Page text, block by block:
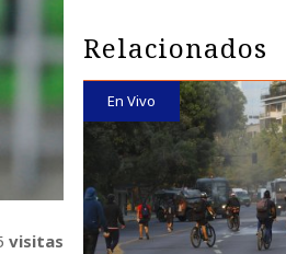
visitas
Relacionados
En Vivo